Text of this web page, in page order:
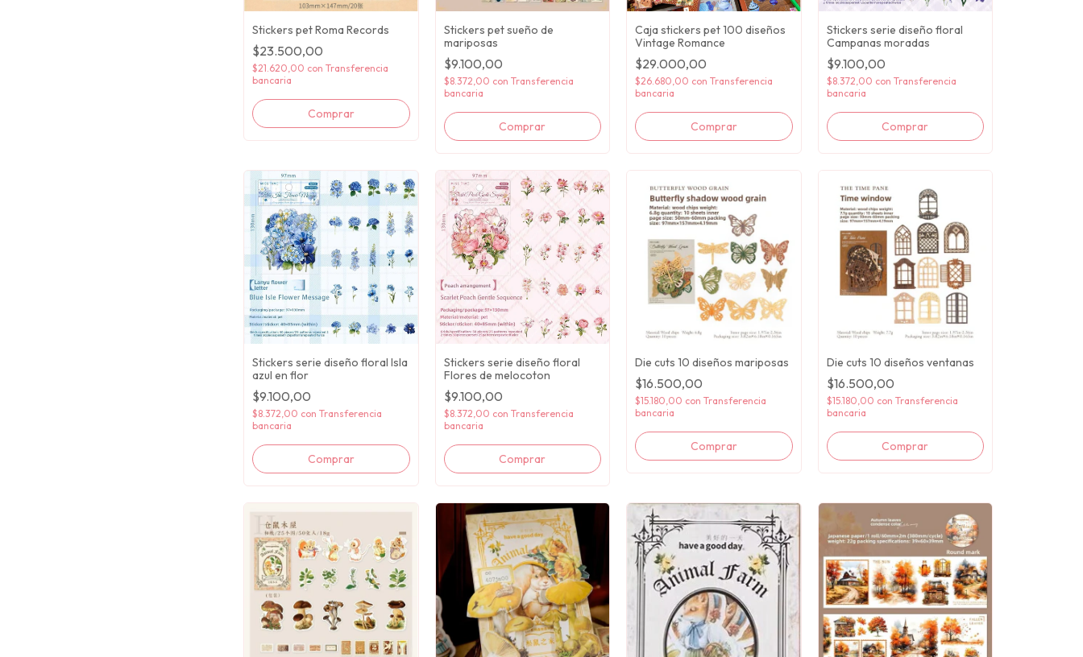
Stickers pet Roma Records
$23.500,00
$21.620,00 con Transferencia
bancaria
Stickers pet sueño de
mariposas
$9.100,00
$8.372,00 con Transferencia
bancaria
Caja stickers pet 100 diseños
Vintage Romance
$29.000,00
$26.680,00 con Transferencia
bancaria
Stickers serie diseño floral
Campanas moradas
$9.100,00
$8.372,00 con Transferencia
bancaria
Stickers serie diseño floral Isla
azul en flor
$9.100,00
$8.372,00 con Transferencia
bancaria
Stickers serie diseño floral
Flores de melocoton
$9.100,00
$8.372,00 con Transferencia
bancaria
Die cuts 10 diseños mariposas
$16.500,00
$15.180,00 con Transferencia
bancaria
Die cuts 10 diseños ventanas
$16.500,00
$15.180,00 con Transferencia
bancaria